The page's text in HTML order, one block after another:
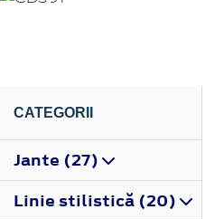
CATEGORII
Jante (27)
Linie stilistică (20)